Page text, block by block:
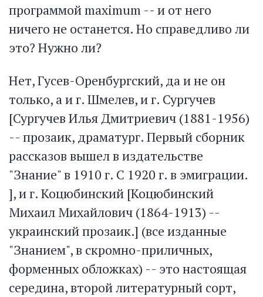
программой maximum -- и от него
ничего не останется. Но справедливо ли
это? Нужно ли?
Нет, Гусев-Оренбургский, да и не он
только, а и г. Шмелев, и г. Сургучев
[Сургучев Илья Дмитриевич (1881-1956)
-- прозаик, драматург. Первый сборник
рассказов вышел в издательстве
"Знание" в 1910 г. С 1920 г. в эмиграции.
], и г. Коцюбинский [Коцюбинский
Михаил Михайлович (1864-1913) --
украинский прозаик.] (все изданные
"Знанием", в скромно-приличных,
форменных обложках) -- это настоящая
середина, второй литературный сорт,